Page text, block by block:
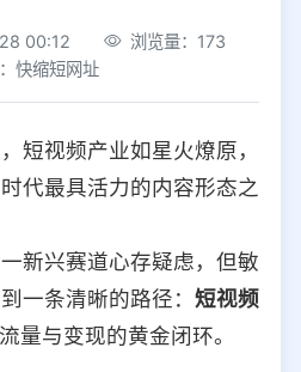
电商平台
拦截
PC 其他
00:12
浏览量：173
快缩短网址
短视频产业如星火燎原，
代最具活力的内容形态之
新兴赛道心存疑虑，但敏
一条清晰的路径： 短视频
与变现的黄金闭环。